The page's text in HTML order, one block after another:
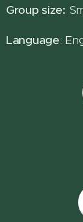
Group size:
Language: